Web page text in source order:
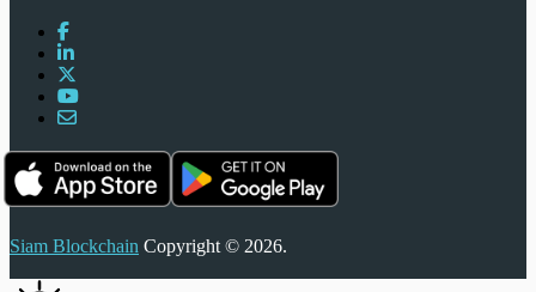
Siam Blockchain Copyright © 2026.